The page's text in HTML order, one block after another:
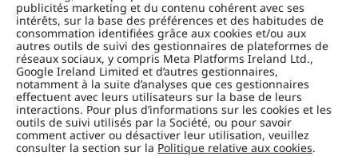
publicités marketing et du contenu cohérent avec ses
intérêts, sur la base des préférences et des habitudes de
consommation identifiées grâce aux cookies et/ou aux
autres outils de suivi des gestionnaires de plateformes de
réseaux sociaux, y compris Meta Platforms Ireland Ltd.,
Google Ireland Limited et d’autres gestionnaires,
notamment à la suite d’analyses que ces gestionnaires
effectuent avec leurs utilisateurs sur la base de leurs
interactions. Pour plus d’informations sur les cookies et les
outils de suivi utilisés par la Société, ou pour savoir
comment activer ou désactiver leur utilisation, veuillez
consulter la section sur la Politique relative aux cookies.